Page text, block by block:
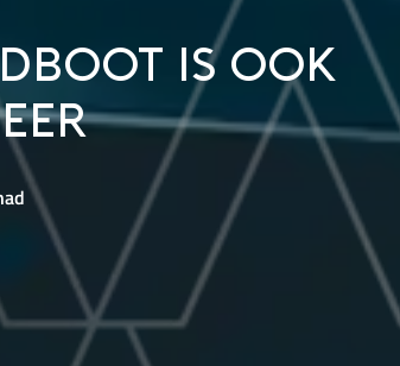
is ook